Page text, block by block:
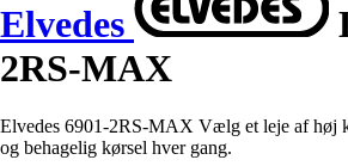
Elvedes
2RS-MAX
Elvedes 6901-2RS-MAX Vælg et leje af høj
og behagelig kørsel hver gang.